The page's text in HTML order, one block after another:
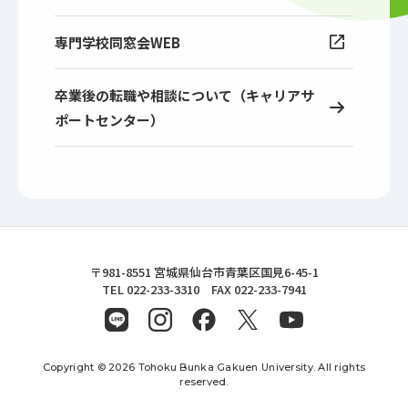
専門学校同窓会WEB
卒業後の転職や相談について（キャリアサ
ポートセンター）
東北文化学園大学
〒981-8551 宮城県仙台市青葉区国見6-45-1
TEL 022-233-3310 FAX 022-233-7941
Copyright © 2026 Tohoku Bunka Gakuen University. All rights
reserved.